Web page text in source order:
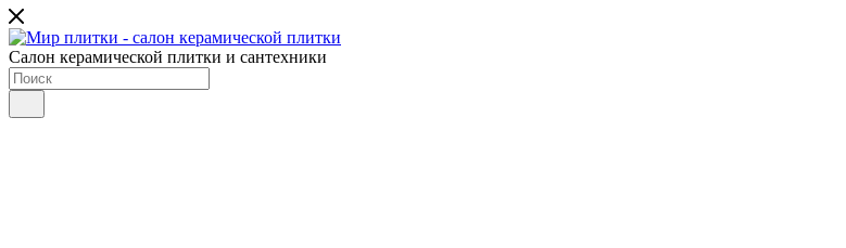
Салон керамической плитки и сантехники